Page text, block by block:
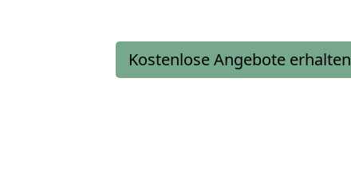
Kostenlose Angebote erhalten